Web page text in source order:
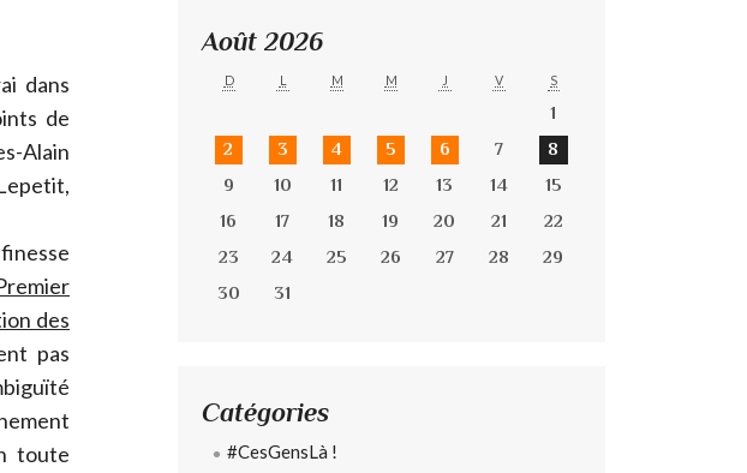
dans
de
Alain
des
pas
toute
Août 2026
D L M M J V S
1
2
3 4 5 6 7
8
9
10 11 12 13 14
15
16
17 18 19 20 21
22
23
24 25 26 27 28
29
30
31
Catégories
#CesGensLà !